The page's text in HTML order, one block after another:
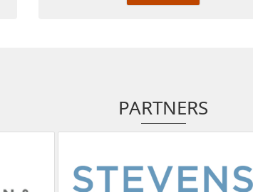
PARTNERS